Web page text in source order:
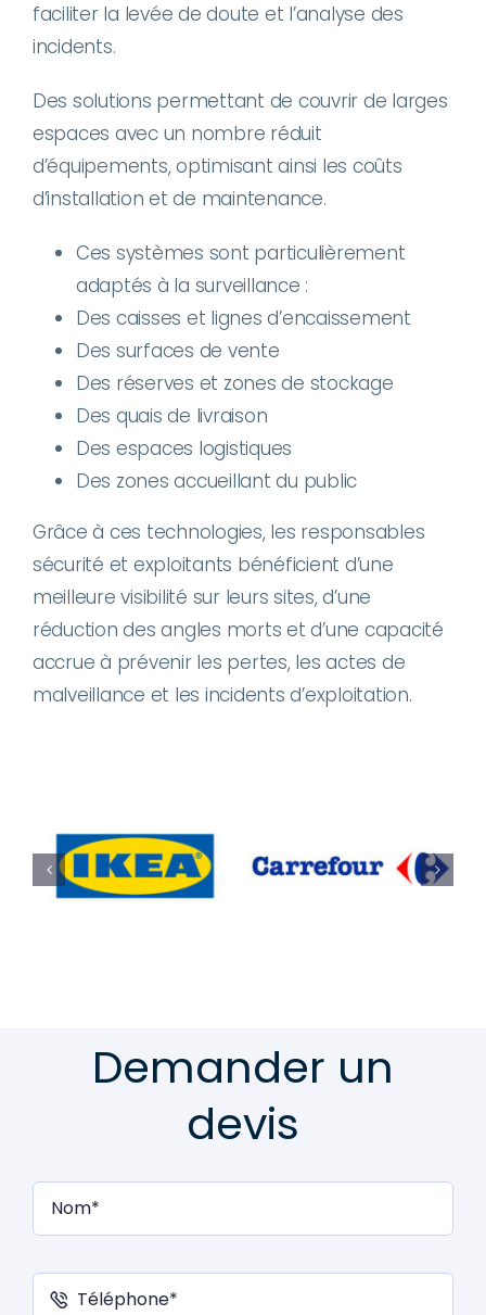
faciliter la levée de doute et l’analyse des
incidents.
Des solutions permettant de couvrir de larges
espaces avec un nombre réduit
d’équipements, optimisant ainsi les coûts
d’installation et de maintenance.
Ces systèmes sont particulièrement
adaptés à la surveillance :
Des caisses et lignes d’encaissement
Des surfaces de vente
Des réserves et zones de stockage
Des quais de livraison
Des espaces logistiques
Des zones accueillant du public
Grâce à ces technologies, les responsables
sécurité et exploitants bénéficient d’une
meilleure visibilité sur leurs sites, d’une
réduction des angles morts et d’une capacité
accrue à prévenir les pertes, les actes de
malveillance et les incidents d’exploitation.
Demander un
devis